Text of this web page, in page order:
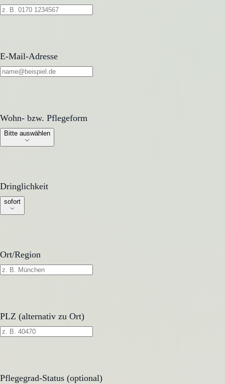
E-Mail-Adresse
Wohn- bzw. Pflegeform
Wohn- bzw. Pflegeform
Bitte auswählen
Dringlichkeit
Dringlichkeit
sofort
Ort/Region
PLZ (alternativ zu Ort)
Pflegegrad-Status (optional)
Pflegegrad-Status (optional)